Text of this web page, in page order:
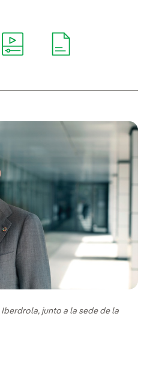
junto a la sede de la